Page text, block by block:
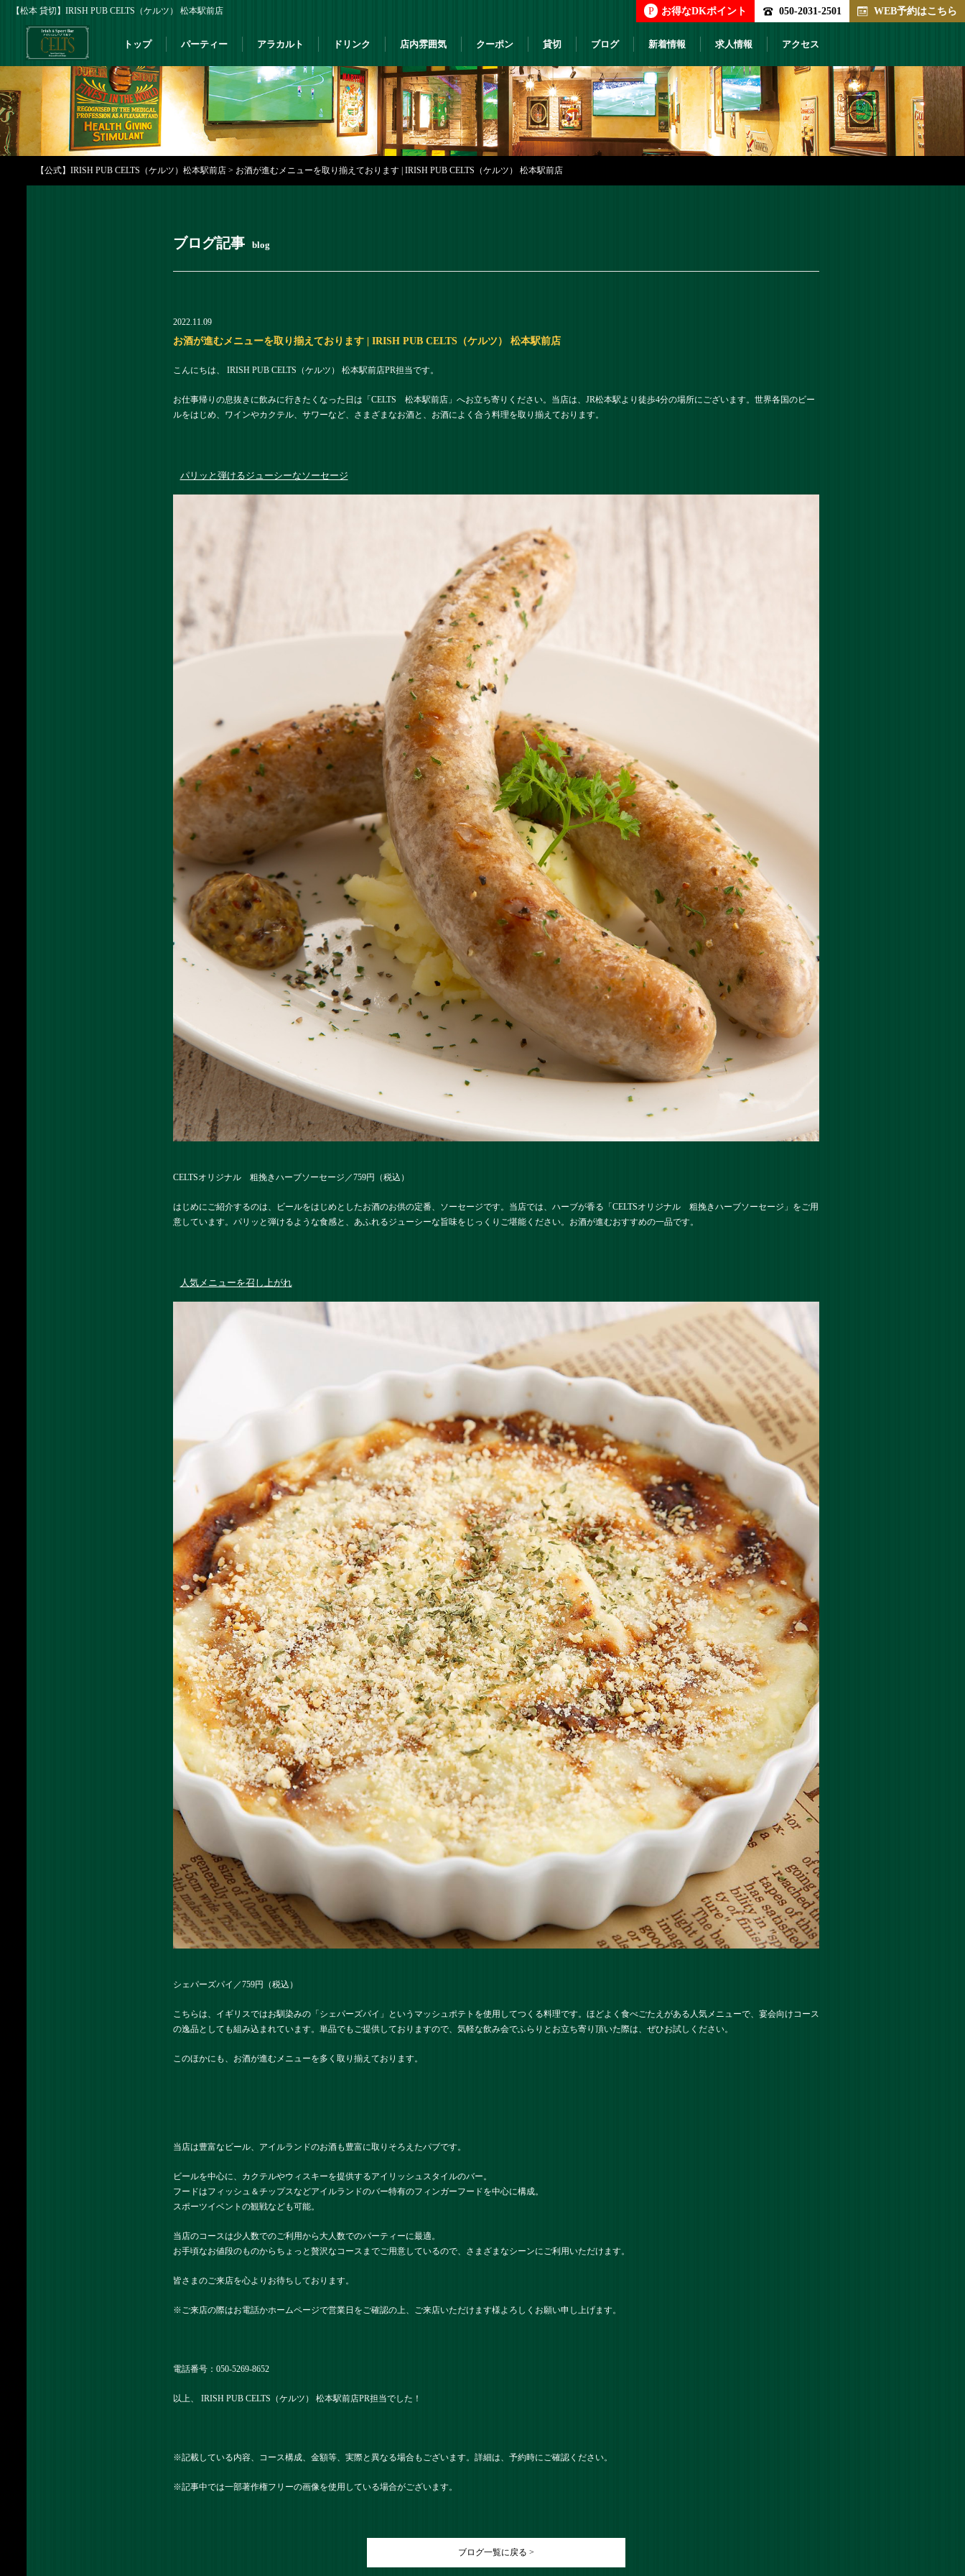
【松本 貸切】IRISH PUB CELTS（ケルツ） 松本駅前店 P お得なDKポイント 050-2031-2501 WEB予約はこちら
トップ パーティー アラカルト ドリンク 店内雰囲気 クーポン 貸切 ブログ 新着情報 求人情報 アクセス
【公式】IRISH PUB CELTS（ケルツ）松本駅前店 > お酒が進むメニューを取り揃えております | IRISH PUB CELTS（ケルツ） 松本駅前店
ブログ記事 blog
2022.11.09
お酒が進むメニューを取り揃えております | IRISH PUB CELTS（ケルツ） 松本駅前店
こんにちは、 IRISH PUB CELTS（ケルツ） 松本駅前店PR担当です。
お仕事帰りの息抜きに飲みに行きたくなった日は「CELTS 松本駅前店」へお立ち寄りください。当店は、JR松本駅より徒歩4分の場所にございます。世界各国のビー
ルをはじめ、ワインやカクテル、サワーなど、さまざまなお酒と、お酒によく合う料理を取り揃えております。
パリッと弾けるジューシーなソーセージ
CELTSオリジナル 粗挽きハーブソーセージ／759円（税込）
はじめにご紹介するのは、ビールをはじめとしたお酒のお供の定番、ソーセージです。当店では、ハーブが香る「CELTSオリジナル 粗挽きハーブソーセージ」をご用
意しています。パリッと弾けるような食感と、あふれるジューシーな旨味をじっくりご堪能ください。お酒が進むおすすめの一品です。
人気メニューを召し上がれ
シェパーズパイ／759円（税込）
こちらは、イギリスではお馴染みの「シェパーズパイ」というマッシュポテトを使用してつくる料理です。ほどよく食べごたえがある人気メニューで、宴会向けコース
の逸品としても組み込まれています。単品でもご提供しておりますので、気軽な飲み会でふらりとお立ち寄り頂いた際は、ぜひお試しください。
このほかにも、お酒が進むメニューを多く取り揃えております。
当店は豊富なビール、アイルランドのお酒も豊富に取りそろえたパブです。
ビールを中心に、カクテルやウィスキーを提供するアイリッシュスタイルのバー。
フードはフィッシュ＆チップスなどアイルランドのバー特有のフィンガーフードを中心に構成。
スポーツイベントの観戦なども可能。
当店のコースは少人数でのご利用から大人数でのパーティーに最適。
お手頃なお値段のものからちょっと贅沢なコースまでご用意しているので、さまざまなシーンにご利用いただけます。
皆さまのご来店を心よりお待ちしております。
※ご来店の際はお電話かホームページで営業日をご確認の上、ご来店いただけます様よろしくお願い申し上げます。
電話番号：050-5269-8652
以上、 IRISH PUB CELTS（ケルツ） 松本駅前店PR担当でした！
※記載している内容、コース構成、金額等、実際と異なる場合もございます。詳細は、予約時にご確認ください。
※記事中では一部著作権フリーの画像を使用している場合がございます。
ブログ一覧に戻る >